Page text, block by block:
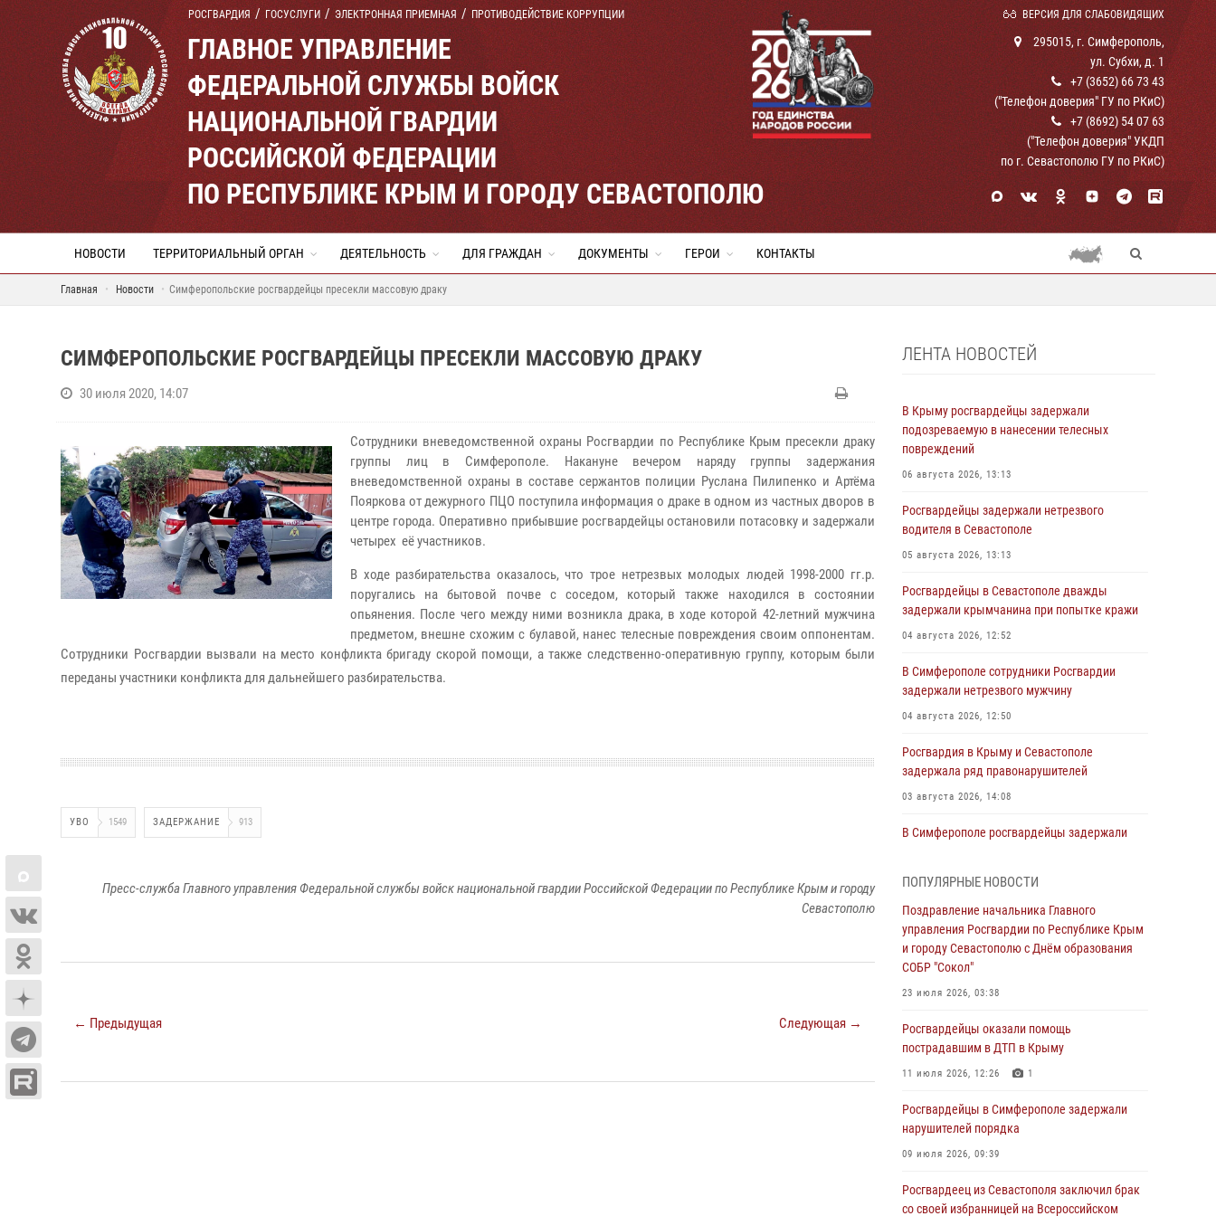
РОСГВАРДИЯ ГОСУСЛУГИ ЭЛЕКТРОННАЯ ПРИЕМНАЯ ПРОТИВОДЕЙСТВИЕ КОРРУПЦИИ ВЕРСИЯ ДЛЯ СЛАБОВИДЯЩИХ
ГЛАВНОЕ УПРАВЛЕНИЕ
ФЕДЕРАЛЬНОЙ СЛУЖБЫ ВОЙСК
НАЦИОНАЛЬНОЙ ГВАРДИИ
РОССИЙСКОЙ ФЕДЕРАЦИИ
ПО РЕСПУБЛИКЕ КРЫМ И ГОРОДУ СЕВАСТОПОЛЮ
295015, г. Симферополь,
ул. Субхи, д. 1
+7 (3652) 66 73 43
("Телефон доверия" ГУ по РКиС)
+7 (8692) 54 07 63
("Телефон доверия" УКДП
по г. Севастополю ГУ по РКиС)
НОВОСТИ ТЕРРИТОРИАЛЬНЫЙ ОРГАН ДЕЯТЕЛЬНОСТЬ ДЛЯ ГРАЖДАН ДОКУМЕНТЫ ГЕРОИ КОНТАКТЫ
Главная Новости Симферопольские росгвардейцы пресекли массовую драку
СИМФЕРОПОЛЬСКИЕ РОСГВАРДЕЙЦЫ ПРЕСЕКЛИ МАССОВУЮ ДРАКУ
30 июля 2020, 14:07
Сотрудники вневедомственной охраны Росгвардии по Республике Крым пресекли драку
группы лиц в Симферополе. Накануне вечером наряду группы задержания
вневедомственной охраны в составе сержантов полиции Руслана Пилипенко и Артёма
Пояркова от дежурного ПЦО поступила информация о драке в одном из частных дворов в
центре города. Оперативно прибывшие росгвардейцы остановили потасовку и задержали
четырех её участников.
В ходе разбирательства оказалось, что трое нетрезвых молодых людей 1998-2000 гг.р.
поругались на бытовой почве с соседом, который также находился в состоянии
опьянения. После чего между ними возникла драка, в ходе которой 42-летний мужчина
предметом, внешне схожим с булавой,нанес телесные повреждения своим оппонентам.
Сотрудники Росгвардии вызвали на место конфликта бригаду скорой помощи, а также следственно-оперативную группу, которым были
переданы участники конфликта для дальнейшего разбирательства.
УВО 1549 ЗАДЕРЖАНИЕ 913
Пресс-служба Главного управления Федеральной службы войск национальной гвардии Российской Федерации по Республике Крым и городу
Севастополю
← Предыдущая Следующая →
ЛЕНТА НОВОСТЕЙ
В Крыму росгвардейцы задержали
подозреваемую в нанесении телесных
повреждений
06 августа 2026, 13:13
Росгвардейцы задержали нетрезвого
водителя в Севастополе
05 августа 2026, 13:13
Росгвардейцы в Севастополе дважды
задержали крымчанина при попытке кражи
04 августа 2026, 12:52
В Симферополе сотрудники Росгвардии
задержали нетрезвого мужчину
04 августа 2026, 12:50
Росгвардия в Крыму и Севастополе
задержала ряд правонарушителей
03 августа 2026, 14:08
В Симферополе росгвардейцы задержали
Росгвардейцы оперативно задержали
нарушителя на охраняемом объекте в
Севастополе
30 июля 2026, 12:13
Росгвардейцы Севастополя пресекли
противоправные действия на охраняемом
объекте
Росгвардейцы Крыма и Севастополя
отметили День Крещения Руси
В Симферополе сотрудники Росгвардии
ПОПУЛЯРНЫЕ НОВОСТИ
Поздравление начальника Главного
управления Росгвардии по Республике Крым
и городу Севастополю с Днём образования
СОБР "Сокол"
23 июля 2026, 03:38
Росгвардейцы оказали помощь
пострадавшим в ДТП в Крыму
11 июля 2026, 12:26 1
Росгвардейцы в Симферополе задержали
нарушителей порядка
09 июля 2026, 09:39
Росгвардеец из Севастополя заключил брак
со своей избранницей на Всероссийском